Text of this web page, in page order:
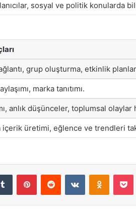
sosyal ve politik konularda
grup oluşturma, etkinlik
marka tanıtımı.
anlık düşünceler, toplumsal olaylar
içerik üretimi, eğlence ve trendleri
Tumblr PinterestReddit VKontakte